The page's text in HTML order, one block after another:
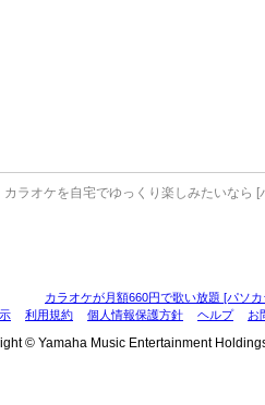
カラオケを自宅でゆっくり楽しみたいなら [
カラオケが月額660円で歌い放題 [パソ
利用規約 個人情報保護方針 ヘルプ お
© Yamaha Music Entertainment